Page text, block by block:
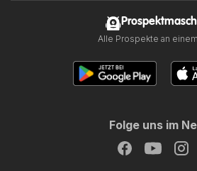
Alle Prospekte an
Folge uns im